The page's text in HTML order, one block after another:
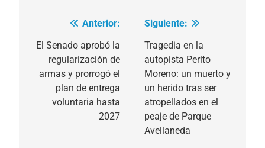
Navegación
de
entradas
Anterior:
El Senado aprobó la
regularización de
armas y prorrogó el
plan de entrega
voluntaria hasta
2027
Siguiente:
Tragedia en la
autopista Perito
Moreno: un muerto y
un herido tras ser
atropellados en el
peaje de Parque
Avellaneda